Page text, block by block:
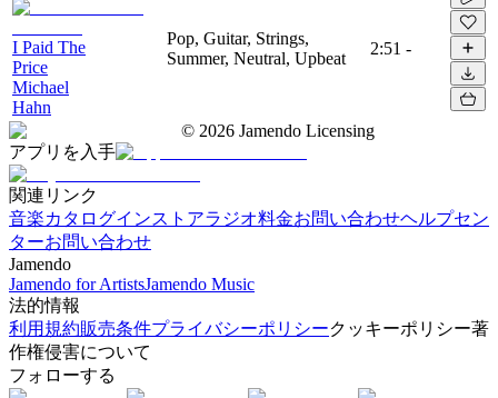
I Paid The
Price
Michael
Hahn
Pop, Guitar, Strings,
Summer, Neutral, Upbeat
2:51 -
© 2026 Jamendo Licensing
アプリを入手
関連リンク
音楽カタログインストアラジオ料金お問い合わせヘルプセン
ターお問い合わせ
Jamendo
Jamendo for ArtistsJamendo Music
法的情報
利用規約販売条件プライバシーポリシークッキーポリシー著
作権侵害について
フォローする